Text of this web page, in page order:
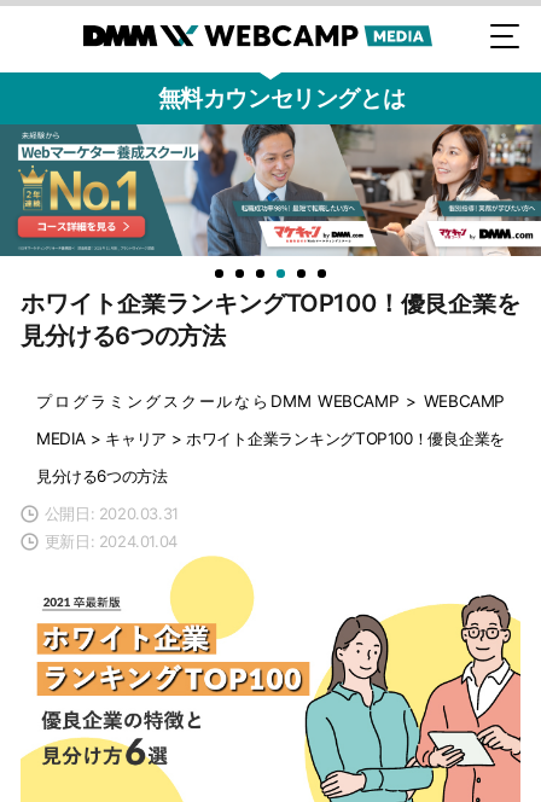
無料カウンセリングとは
ホワイト企業ランキングTOP100！優良企業を
見分ける6つの方法
プログラミングスクールならDMM WEBCAMP > WEBCAMP
MEDIA > キャリア >ホワイト企業ランキングTOP100！優良企業を
見分ける6つの方法
公開日: 2020.03.31
更新日: 2024.01.04